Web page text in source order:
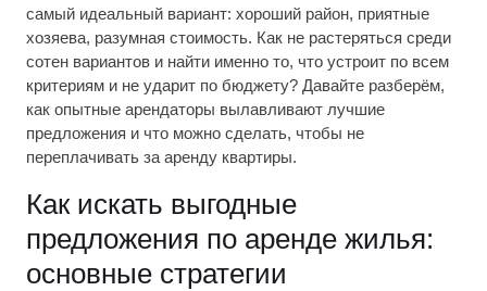
самый идеальный вариант: хороший район, приятные
хозяева, разумная стоимость. Как не растеряться среди
сотен вариантов и найти именно то, что устроит по всем
критериям и не ударит по бюджету? Давайте разберём,
как опытные арендаторы вылавливают лучшие
предложения и что можно сделать, чтобы не
переплачивать за аренду квартиры.
Как искать выгодные
предложения по аренде жилья:
основные стратегии